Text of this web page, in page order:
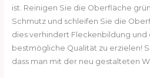
ist. Reinigen Sie die Oberfläche
Schmutz und schleifen Sie die
dies verhindert Fleckenbildung und
bestmögliche Qualität zu erzielen!
dass man mit der neu gestalteten